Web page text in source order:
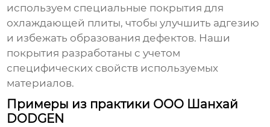
используем специальные покрытия для
охлаждающей плиты, чтобы улучшить адгезию
и избежать образования дефектов. Наши
покрытия разработаны с учетом
специфических свойств используемых
материалов.
Примеры из практики ООО Шанхай
DODGEN